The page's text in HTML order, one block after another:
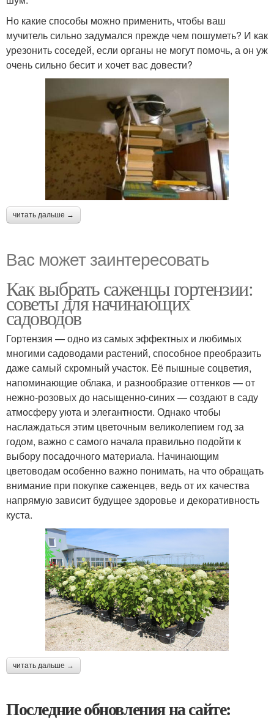
Но какие способы можно применить, чтобы ваш
мучитель сильно задумался прежде чем пошуметь? И как
урезонить соседей, если органы не могут помочь, а он уж
очень сильно бесит и хочет вас довести?
читать дальше →
Вас может заинтересовать
Как выбрать саженцы гортензии:
советы для начинающих
садоводов
Гортензия — одно из самых эффектных и любимых
многими садоводами растений, способное преобразить
даже самый скромный участок. Её пышные соцветия,
напоминающие облака, и разнообразие оттенков — от
нежно-розовых до насыщенно-синих — создают в саду
атмосферу уюта и элегантности. Однако чтобы
наслаждаться этим цветочным великолепием год за
годом, важно с самого начала правильно подойти к
выбору посадочного материала. Начинающим
цветоводам особенно важно понимать, на что обращать
внимание при покупке саженцев, ведь от их качества
напрямую зависит будущее здоровье и декоративность
куста.
читать дальше →
Последние обновления на сайте: